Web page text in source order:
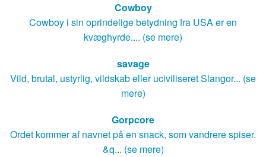
Cowboy
Cowboy i sin oprindelige betydning fra USA er en
kvæghyrde.... (se mere)
savage
Vild, brutal, ustyrlig, vildskab eller uciviliseret Slangor... (se
mere)
Gorpcore
Ordet kommer af navnet på en snack, som vandrere spiser.
&q... (se mere)